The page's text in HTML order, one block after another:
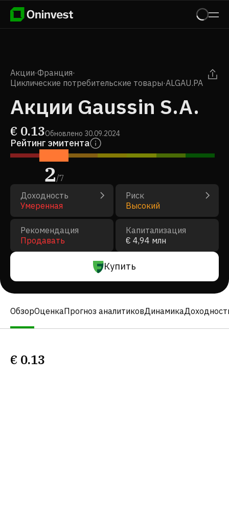
Акции·Франция·
Циклические потребительские товары·ALGAU.PA
Акции Gaussin S.A.
€ 0.13Обновлено 30.09.2024
Рейтинг эмитента
2/7
Доходность
Умеренная
Риск
Высокий
Рекомендация
Продавать
Капитализация
€ 4,94 млн
Купить
ОбзорОценкаПрогноз аналитиковДинамика
€ 0.13